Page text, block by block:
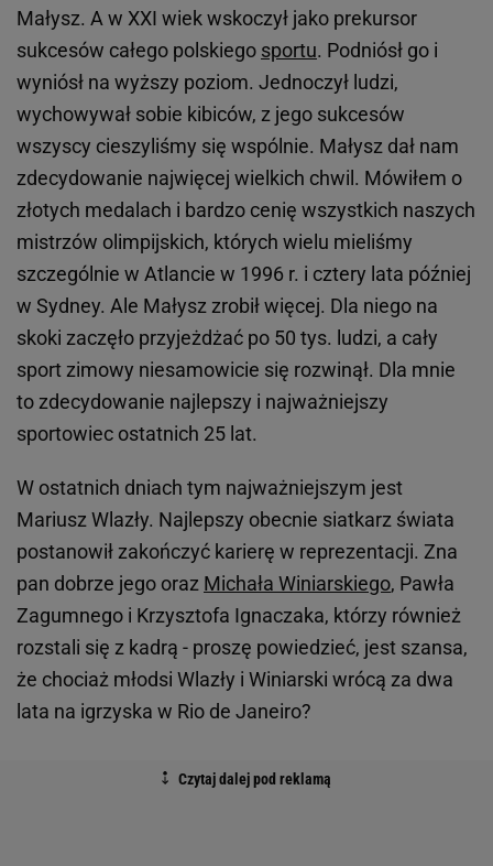
Małysz. A w XXI wiek wskoczył jako prekursor
sukcesów całego polskiego sportu. Podniósł go i
wyniósł na wyższy poziom. Jednoczył ludzi,
wychowywał sobie kibiców, z jego sukcesów
wszyscy cieszyliśmy się wspólnie. Małysz dał nam
zdecydowanie najwięcej wielkich chwil. Mówiłem o
złotych medalach i bardzo cenię wszystkich naszych
mistrzów olimpijskich, których wielu mieliśmy
szczególnie w Atlancie w 1996 r. i cztery lata później
w Sydney. Ale Małysz zrobił więcej. Dla niego na
skoki zaczęło przyjeżdżać po 50 tys. ludzi, a cały
sport zimowy niesamowicie się rozwinął. Dla mnie
to zdecydowanie najlepszy i najważniejszy
sportowiec ostatnich 25 lat.
W ostatnich dniach tym najważniejszym jest
Mariusz Wlazły. Najlepszy obecnie siatkarz świata
postanowił zakończyć karierę w reprezentacji. Zna
pan dobrze jego oraz Michała Winiarskiego, Pawła
Zagumnego i Krzysztofa Ignaczaka, którzy również
rozstali się z kadrą - proszę powiedzieć, jest szansa,
że chociaż młodsi Wlazły i Winiarski wrócą za dwa
lata na igrzyska w Rio de Janeiro?